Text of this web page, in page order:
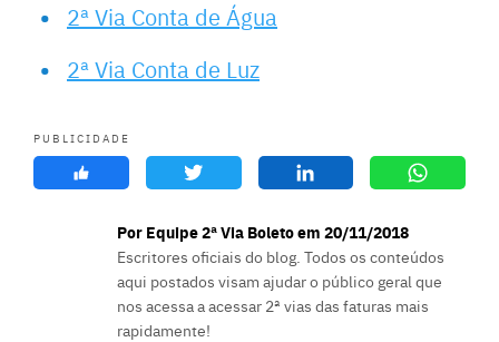
2ª Via Conta de Água
2ª Via Conta de Luz
PUBLICIDADE
Por Equipe 2ª Via Boleto em 20/11/2018
Escritores oficiais do blog. Todos os conteúdos
aqui postados visam ajudar o público geral que
nos acessa a acessar 2ª vias das faturas mais
rapidamente!